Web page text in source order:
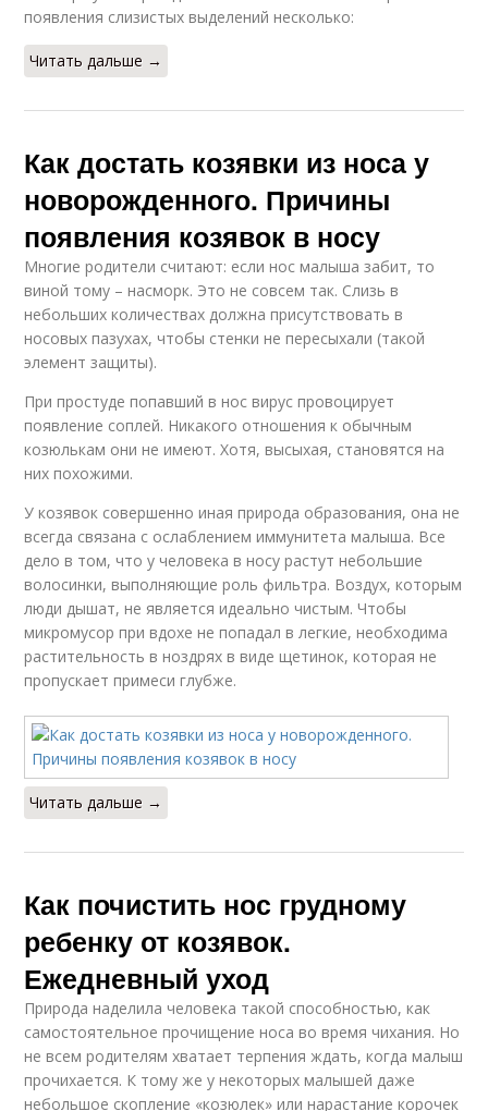
появления слизистых выделений несколько:
Читать дальше →
Как достать козявки из носа у
новорожденного. Причины
появления козявок в носу
Многие родители считают: если нос малыша забит, то
виной тому – насморк. Это не совсем так. Слизь в
небольших количествах должна присутствовать в
носовых пазухах, чтобы стенки не пересыхали (такой
элемент защиты).
При простуде попавший в нос вирус провоцирует
появление соплей. Никакого отношения к обычным
козюлькам они не имеют. Хотя, высыхая, становятся на
них похожими.
У козявок совершенно иная природа образования, она не
всегда связана с ослаблением иммунитета малыша. Все
дело в том, что у человека в носу растут небольшие
волосинки, выполняющие роль фильтра. Воздух, которым
люди дышат, не является идеально чистым. Чтобы
микромусор при вдохе не попадал в легкие, необходима
растительность в ноздрях в виде щетинок, которая не
пропускает примеси глубже.
Читать дальше →
Как почистить нос грудному
ребенку от козявок.
Ежедневный уход
Природа наделила человека такой способностью, как
самостоятельное прочищение носа во время чихания. Но
не всем родителям хватает терпения ждать, когда малыш
прочихается. К тому же у некоторых малышей даже
небольшое скопление «козюлек» или нарастание корочек